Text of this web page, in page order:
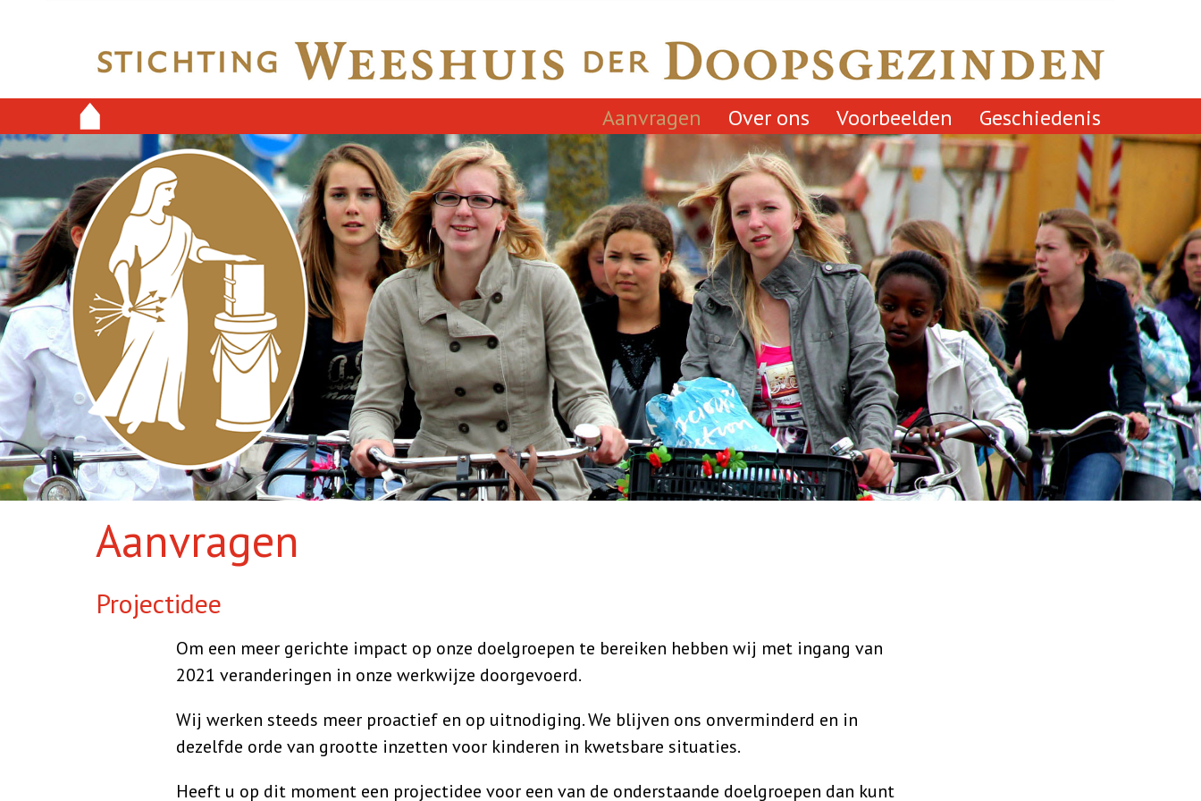
Aanvragen Over ons Voorbeelden Geschiedenis
Aanvragen
Projectidee
Om een meer gerichte impact op onze doelgroepen te bereiken hebben wij met ingang van
2021 veranderingen in onze werkwijze doorgevoerd.
Wij werken steeds meer proactief en op uitnodiging. We blijven ons onverminderd en in
dezelfde orde van grootte inzetten voor kinderen in kwetsbare situaties.
Heeft u op dit moment een projectidee voor een van de onderstaande doelgroepen dan kunt